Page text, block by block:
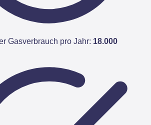
Gasverbrauch pro Jahr: 18.000